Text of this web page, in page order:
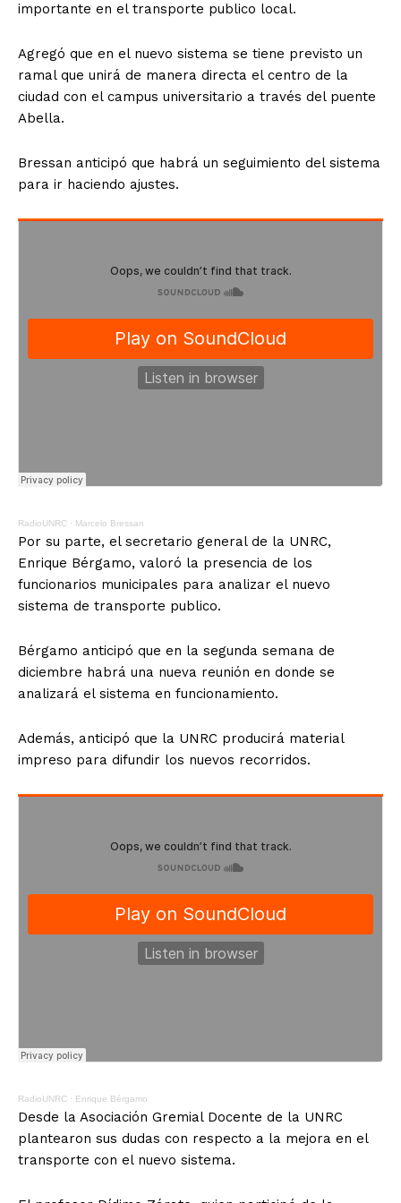
importante en el transporte publico local.
Agregó que en el nuevo sistema se tiene previsto un
ramal que unirá de manera directa el centro de la
ciudad con el campus universitario a través del puente
Abella.
Bressan anticipó que habrá un seguimiento del sistema
para ir haciendo ajustes.
RadioUNRC · Marcelo Bressan
Por su parte, el secretario general de la UNRC,
Enrique Bérgamo, valoró la presencia de los
funcionarios municipales para analizar el nuevo
sistema de transporte publico.
Bérgamo anticipó que en la segunda semana de
diciembre habrá una nueva reunión en donde se
analizará el sistema en funcionamiento.
Además, anticipó que la UNRC producirá material
impreso para difundir los nuevos recorridos.
RadioUNRC · Enrique Bérgamo
Desde la Asociación Gremial Docente de la UNRC
plantearon sus dudas con respecto a la mejora en el
transporte con el nuevo sistema.